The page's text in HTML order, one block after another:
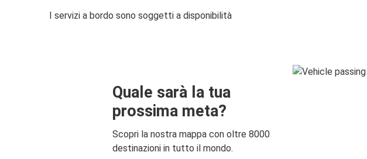
I servizi a bordo sono soggetti a disponibilità
Quale sarà la tua
prossima meta?
Scopri la nostra mappa con oltre 8000
destinazioni in tutto il mondo.